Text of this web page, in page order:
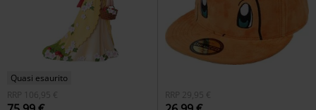
Quasi esaurito
RRP
106,95 € RRP 29,95 €